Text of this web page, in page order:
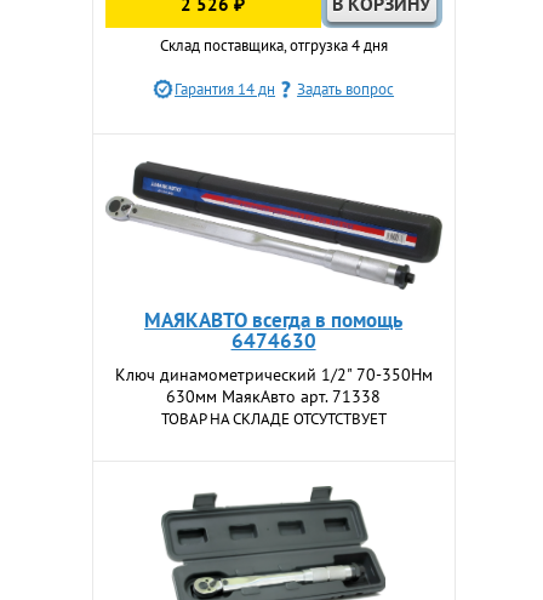
Склад поставщика, отгрузка 4 дня
Гарантия 14 дн Задать вопрос
МАЯКАВТО всегда в помощь
6474630
Ключ динамометрический 1/2" 70-350Нм
630мм МаякАвто арт. 71338
ТОВАР НА СКЛАДЕ ОТСУТСТВУЕТ